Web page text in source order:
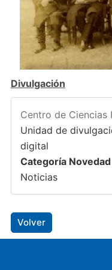
Divulgación
Centro de Ciencias
Unidad de
digital
Categoría
Noticias
Volver